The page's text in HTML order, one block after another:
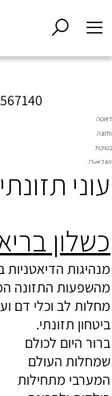
דיאטה
ותזונה
בשיטת
Diet2All:
שמאחורי
עוני
כשלון
מנהיגות
מהשפעות התזונה
מחלות לב וכלי דם
ביטחון תזונתי.
ברור היום לכולם
שמחלות העולם
המערבי מתחילות